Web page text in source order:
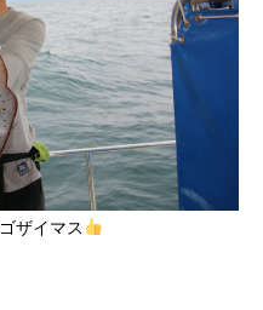
ザイマス